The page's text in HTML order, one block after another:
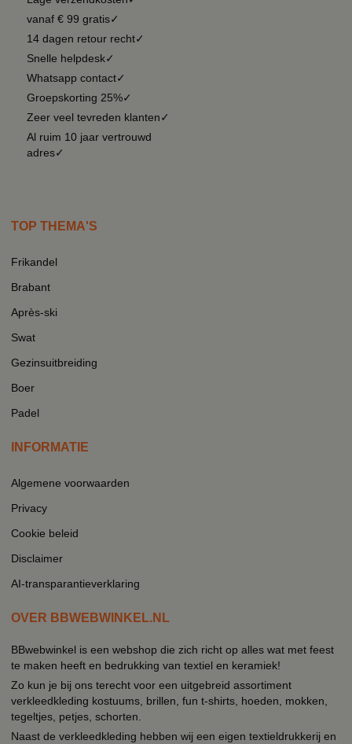
vanaf € 99 gratis✓
14 dagen retour recht✓
Snelle helpdesk✓
Whatsapp contact✓
Groepskorting 25%✓
Zeer veel tevreden klanten✓
Al ruim 10 jaar vertrouwd
adres✓
TOP THEMA'S
Frikandel
Brabant
Après-ski
Swat
Gezinsuitbreiding
Boer
Padel
INFORMATIE
Algemene voorwaarden
Privacy
Cookie beleid
Disclaimer
AI-transparantieverklaring
OVER BBWEBWINKEL.NL
BBwebwinkel is een webshop die zich richt op alles wat met feest
te maken heeft en bedrukking van textiel en keramiek!
Zo kun je bij ons terecht voor een uitgebreid assortiment
verkleedkleding kostuums, brillen, fun t-shirts, hoeden, mokken,
tegeltjes, petjes, schorten.
Naast de verkleedkleding hebben wij een eigen textieldrukkerij en